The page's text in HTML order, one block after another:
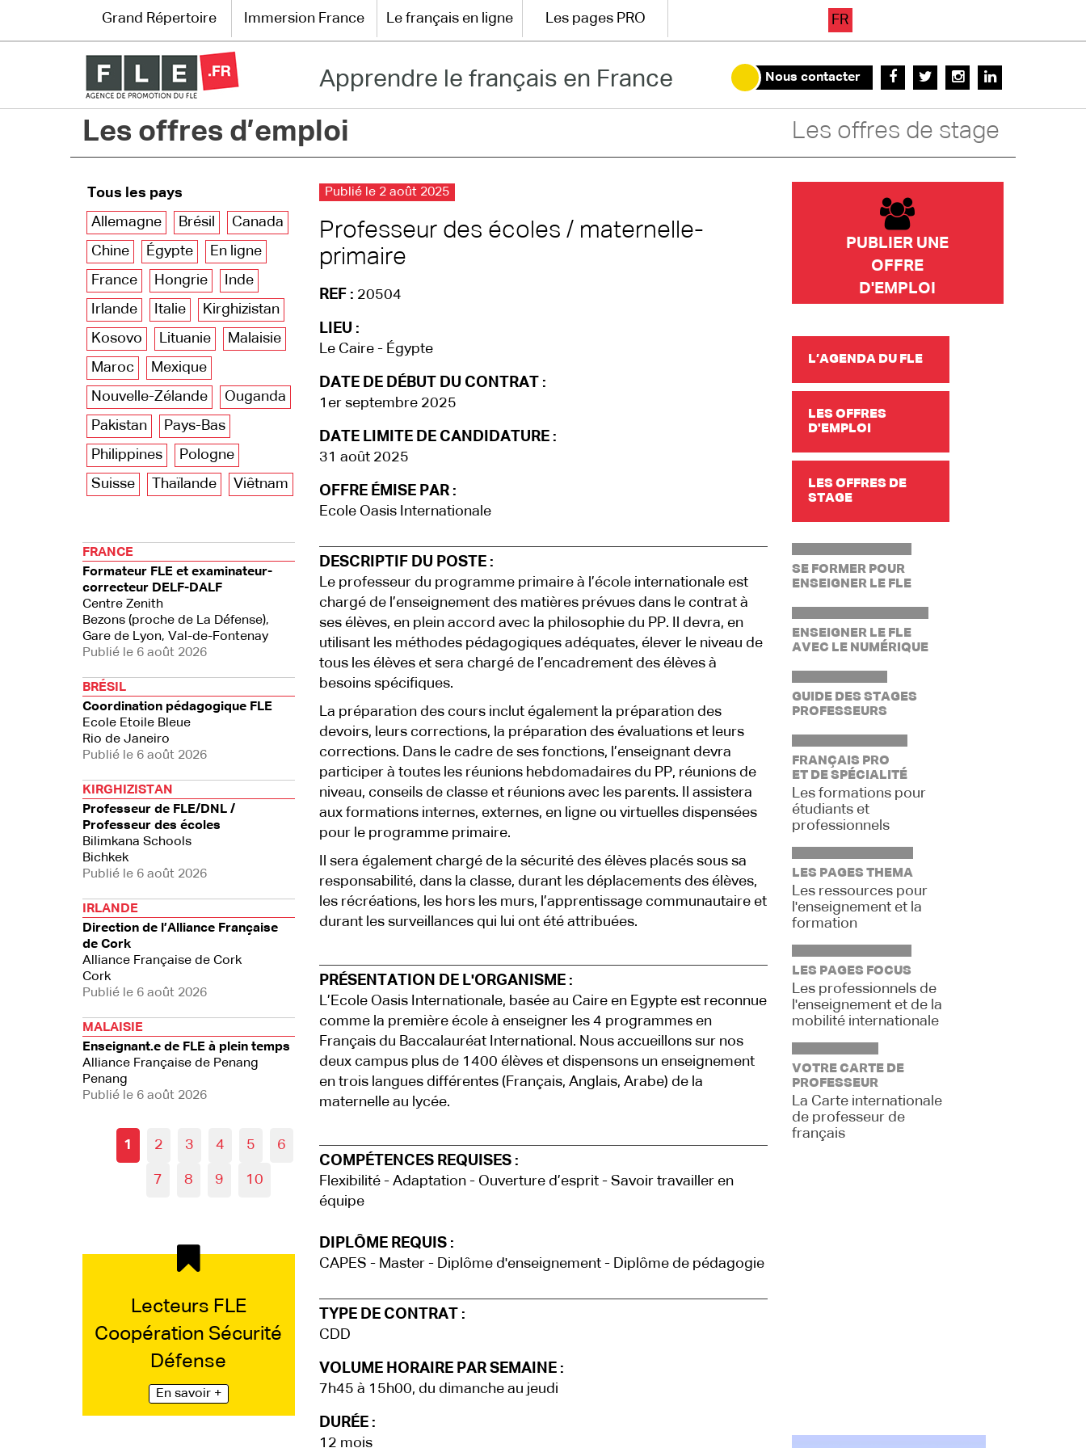
Grand Répertoire
Immersion France
Les pages PRO
Grand Répertoire Immersion France Le français en ligne Les pages PRO FR
Apprendre le français en France Nous contacter
Les offres d’emploi Les offres de stage
Tous les pays
Allemagne
Brésil
Canada
Chine
Égypte
En ligne
France
Hongrie
Inde
Irlande
Italie
Kirghizistan
Kosovo
Lituanie
Malaisie
Maroc
Mexique
Nouvelle-Zélande
Ouganda
Pakistan
Pays-Bas
Philippines
Pologne
Suisse
Thaïlande Viêtnam
FRANCE
Formateur FLE et examinateur-
correcteur DELF-DALF
Centre Zenith
Bezons (proche de La Défense),
Gare de Lyon, Val-de-Fontenay
Publié le 6 août 2026
BRÉSIL
Coordination pédagogique FLE
Ecole Etoile Bleue
Rio de Janeiro
Publié le 6 août 2026
KIRGHIZISTAN
Professeur de FLE/DNL /
Professeur des écoles
Bilimkana Schools
Bichkek
Publié le 6 août 2026
IRLANDE
Direction de l’Alliance Française
de Cork
Alliance Française de Cork
Cork
Publié le 6 août 2026
MALAISIE
Enseignant.e de FLE à plein temps
Alliance Française de Penang
Penang
Publié le 6 août 2026
1 2 3 4 5 6
7 8 9 10
Lecteurs FLE
Coopération Sécurité
Défense
En savoir +
Publié le 2 août 2025
Professeur des écoles / maternelle-
primaire
REF : 20504
LIEU :
Le Caire - Égypte
DATE DE DÉBUT DU CONTRAT :
1er septembre 2025
DATE LIMITE DE CANDIDATURE :
31 août 2025
OFFRE ÉMISE PAR :
Ecole Oasis Internationale
DESCRIPTIF DU POSTE :
Le professeur du programme primaire à l’école internationale est
chargé de l’enseignement des matières prévues dans le contrat à
ses élèves, en plein accord avec la philosophie du PP. Il devra, en
utilisant les méthodes pédagogiques adéquates, élever le niveau de
tous les élèves et sera chargé de l’encadrement des élèves à
besoins spécifiques.
La préparation des cours inclut également la préparation des
devoirs, leurs corrections, la préparation des évaluations et leurs
corrections. Dans le cadre de ses fonctions, l’enseignant devra
participer à toutes les réunions hebdomadaires du PP, réunions de
niveau, conseils de classe et réunions avec les parents. Il assistera
aux formations internes, externes, en ligne ou virtuelles dispensées
pour le programme primaire.
Il sera également chargé de la sécurité des élèves placés sous sa
responsabilité, dans la classe, durant les déplacements des élèves,
les récréations, les hors les murs, l’apprentissage communautaire et
durant les surveillances qui lui ont été attribuées.
PRÉSENTATION DE L'ORGANISME :
L’Ecole Oasis Internationale, basée au Caire en Egypte est reconnue
comme la première école à enseigner les 4 programmes en
Français du Baccalauréat International. Nous accueillons sur nos
deux campus plus de 1400 élèves et dispensons un enseignement
en trois langues différentes (Français, Anglais, Arabe) de la
maternelle au lycée.
COMPÉTENCES REQUISES :
Flexibilité - Adaptation - Ouverture d’esprit - Savoir travailler en
équipe
DIPLÔME REQUIS :
CAPES - Master - Diplôme d'enseignement - Diplôme de pédagogie
TYPE DE CONTRAT :
CDD
VOLUME HORAIRE PAR SEMAINE :
7h45 à 15h00, du dimanche au jeudi
DURÉE :
12 mois
PUBLIER UNE
OFFRE
D'EMPLOI
L’AGENDA DU FLE
LES OFFRES
D'EMPLOI
LES OFFRES DE
STAGE
SE FORMER POUR
ENSEIGNER LE FLE
ENSEIGNER LE FLE
AVEC LE NUMÉRIQUE
GUIDE DES STAGES
PROFESSEURS
FRANÇAIS PRO
ET DE SPÉCIALITÉ
Les formations pour
étudiants et
professionnels
LES PAGES THEMA
Les ressources pour
l'enseignement et la
formation
LES PAGES FOCUS
Les professionnels de
l'enseignement et de la
mobilité internationale
VOTRE CARTE DE
PROFESSEUR
La Carte internationale
de professeur de
français